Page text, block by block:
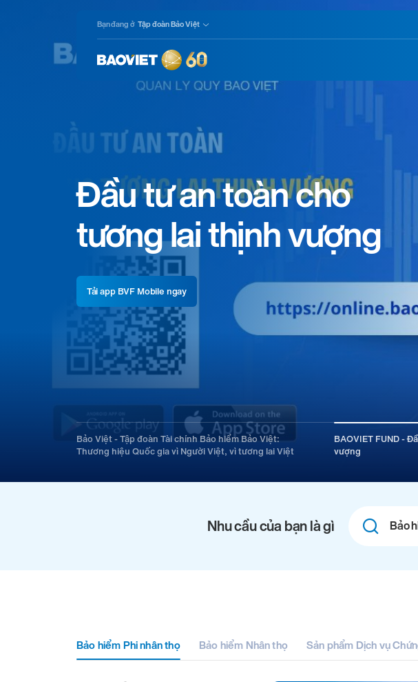
Bạn đang ở Tập đoàn Bảo Việt
Bảo Việt - Tập đoàn Tài chính Bảo hiểm Bảo Việt:
Thương hiệu Quốc gia vì Người Việt, vì tương lai Việt
BAOVIET FUND -
vượng
Nhu cầu của bạn là gì
fields
Bảo hiểm Phi nhân thọ Bảo hiểm Nhân thọ Sản phẩm Dịch vụ